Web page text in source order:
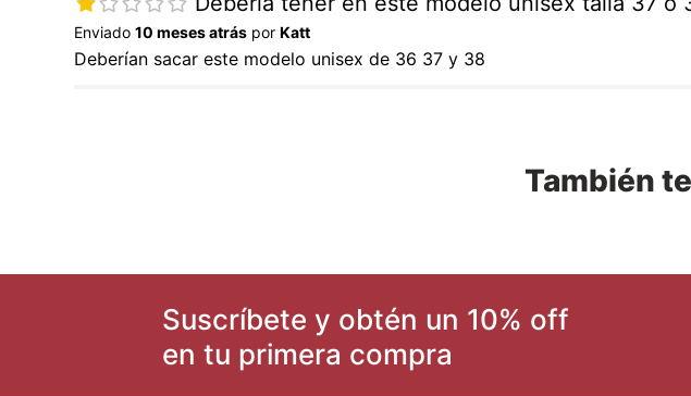
Agregar comentario
Dirección de email
Enviado 10 meses atrás por Katt
Deberían sacar este modelo unisex de 36 37 y 38
También
Suscríbete y obtén un 10% off
en tu primera compra